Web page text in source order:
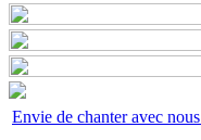
Envie de chanter avec